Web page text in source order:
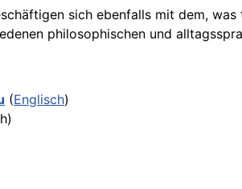
sich ebenfalls mit dem,
philosophischen und
(Englisch)